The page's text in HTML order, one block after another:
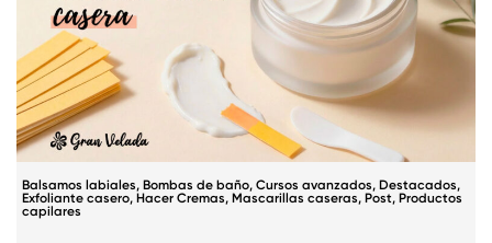
Balsamos labiales, Bombas de baño, Cursos avanzados, Destacados,
Exfoliante casero, Hacer Cremas, Mascarillas caseras, Post, Productos
capilares